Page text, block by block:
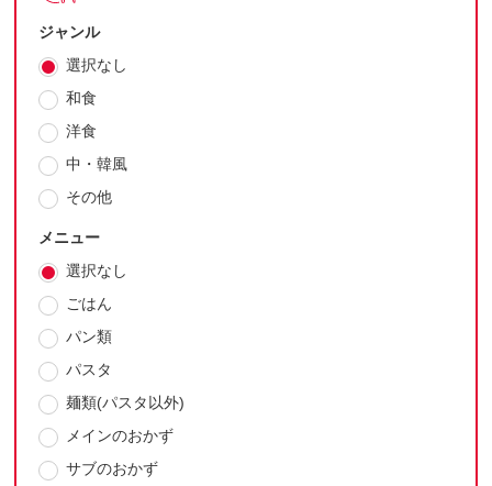
ジャンル
選択なし
和食
洋食
中・韓風
その他
メニュー
選択なし
ごはん
パン類
パスタ
麺類(パスタ以外)
メインのおかず
サブのおかず